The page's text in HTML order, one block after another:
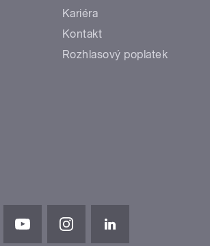
Kariéra
Kontakt
Rozhlasový poplatek